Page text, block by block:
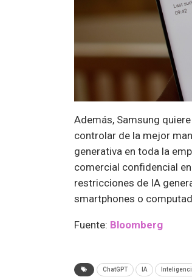
Además, Samsung
controlar de la mejor
generativa en toda la
comercial confidencial
restricciones de IA
smartphones o
Fuente: Bloomberg
ChatGPT IA